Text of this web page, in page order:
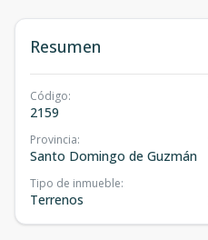
Resumen
Código:
2159
Provincia:
Santo Domingo de Guzmán
Tipo de inmueble:
Terrenos